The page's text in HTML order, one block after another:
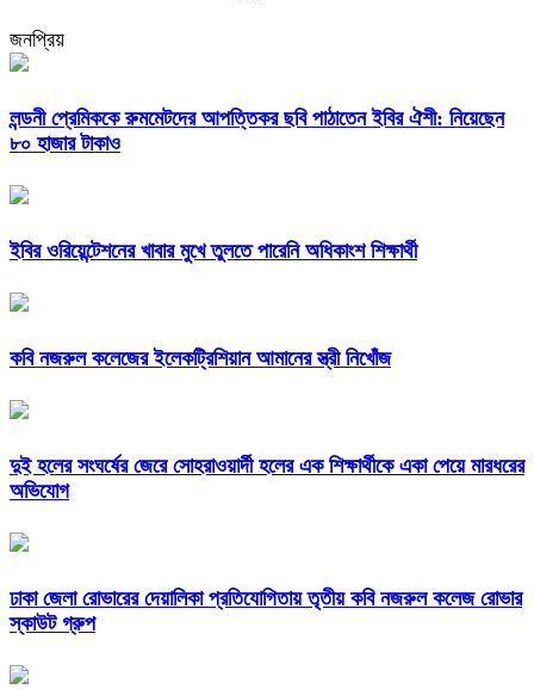
জনপ্রিয়
লন্ডনী প্রেমিককে রুমমেটদের আপত্তিকর ছবি পাঠাতেন ইবির ঐশী: নিয়েছেন
৮০ হাজার টাকাও
ইবির ওরিয়েন্টেশনের খাবার মুখে তুলতে পারেনি অধিকাংশ শিক্ষার্থী
কবি নজরুল কলেজের ইলেকট্রিশিয়ান আমানের স্ত্রী নিখোঁজ
দুই হলের সংঘর্ষের জেরে সোহরাওয়ার্দী হলের এক শিক্ষার্থীকে একা পেয়ে মারধরের
অভিযোগ
ঢাকা জেলা রোভারের দেয়ালিকা প্রতিযোগিতায় তৃতীয় কবি নজরুল কলেজ রোভার
স্কাউট গ্রুপ